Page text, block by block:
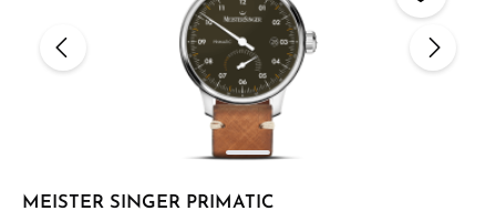
MEISTER SINGER PRIMATIC